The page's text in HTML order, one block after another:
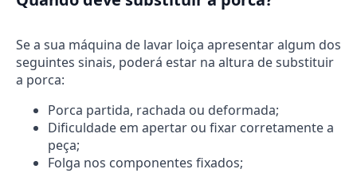
Se a sua máquina de lavar loiça apresentar algum dos
seguintes sinais, poderá estar na altura de substituir
a porca:
Porca partida, rachada ou deformada;
Dificuldade em apertar ou fixar corretamente a
peça;
Folga nos componentes fixados;